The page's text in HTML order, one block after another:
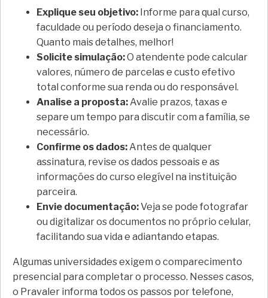
Explique seu objetivo: Informe para qual curso,
faculdade ou período deseja o financiamento.
Quanto mais detalhes, melhor!
Solicite simulação:O atendente pode calcular
valores, número de parcelas e custo efetivo
total conforme sua renda ou do responsável.
Analise a proposta: Avalie prazos, taxas e
separe um tempo para discutir com a família, se
necessário.
Confirme os dados: Antes de qualquer
assinatura, revise os dados pessoais e as
informações do curso elegível na instituição
parceira.
Envie documentação:Veja se pode fotografar
ou digitalizar os documentos no próprio celular,
facilitando sua vida e adiantando etapas.
Algumas universidades exigem o comparecimento
presencial para completar o processo. Nesses casos,
o Pravaler informa todos os passos por telefone,